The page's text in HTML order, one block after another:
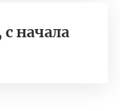
начала